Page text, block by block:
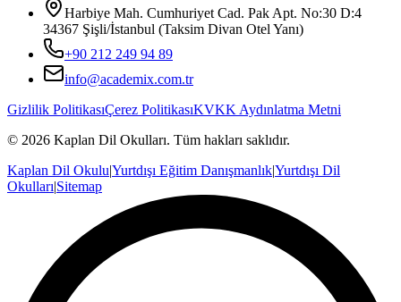
Harbiye Mah. Cumhuriyet Cad. Pak Apt. No:30 D:4
34367 Şişli/İstanbul (Taksim Divan Otel Yanı)
+90 212 249 94 89
info@academix.com.tr
Gizlilik PolitikasıÇerez PolitikasıKVKK Aydınlatma Metni
© 2026 Kaplan Dil Okulları. Tüm hakları saklıdır.
Kaplan Dil Okulu|Yurtdışı Eğitim Danışmanlık|Yurtdışı Dil
Okulları|Sitemap